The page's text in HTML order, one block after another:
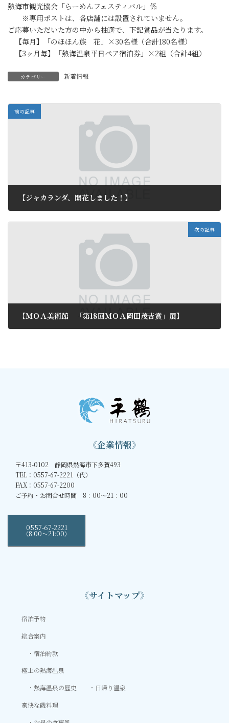
熱海市観光協会「らーめんフェスティバル」係
※専用ポストは、各店舗には設置されていません。
ご応募いただいた方の中から抽選で、下記賞品が当たります。
【毎月】「のほほん族 花」×30名様（合計180名様）
【3ヶ月毎】「熱海温泉平日ペア宿泊券」×2組（合計4組）
カテゴリー 新着情報
前の記事
【ジャカランダ、開花しました！】
次の記事
【ＭＯＡ美術館 「第18回ＭＯＡ岡田茂吉賞」展】
《企業情報》
〒413-0102 静岡県熱海市下多賀493
TEL：0557-67-2221（代）
FAX：0557-67-2200
ご予約・お問合せ時間 8：00～21：00
0557-67-2221
（8:00〜21:00）
《サイトマップ》
宿泊予約
総合案内
宿泊約款
極上の熱海温泉
熱海温泉の歴史
日帰り温泉
豪快な磯料理